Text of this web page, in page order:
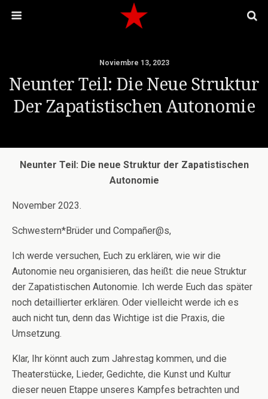
Noviembre 13, 2023
Neunter Teil: Die Neue Struktur
Der Zapatistischen Autonomie
Neunter Teil: Die neue Struktur der Zapatistischen
Autonomie
November 2023.
Schwestern*Brüder und Compañer@s,
Ich werde versuchen, Euch zu erklären, wie wir die
Autonomie neu organisieren, das heißt: die neue Struktur
der Zapatistischen Autonomie. Ich werde Euch das später
noch detaillierter erklären. Oder vielleicht werde ich es
auch nicht tun, denn das Wichtige ist die Praxis, die
Umsetzung.
Klar, Ihr könnt auch zum Jahrestag kommen, und die
Theaterstücke, Lieder, Gedichte, die Kunst und Kultur
dieser neuen Etappe unseres Kampfes betrachten und